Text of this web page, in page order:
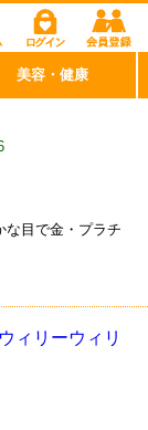
な目で金・プラチ
ィリーウィリ
美容・健康